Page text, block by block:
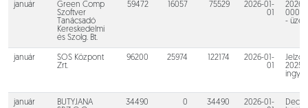
január
Green Comp
Szoftver
Tanácsadó
Kereskedelmi
és Szolg. Bt.
59472 16057 75529
2026-01-
01
2026-
-
január
SOS Központ
Zrt.
96200 25974 122174
2026-01-
01
január
BUTYJANA
34490 0 34490
2026-01-